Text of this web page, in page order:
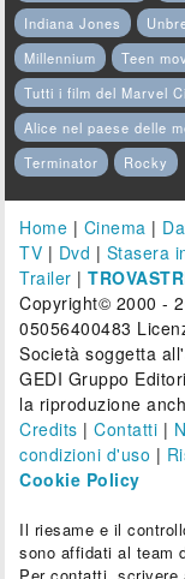
Indiana Jones
Millennium
Teen
Tutti i film del Marvel
Alice nel paese delle
Terminator
Rocky
Home | Cinema |
TV | Dvd | Stasera
Trailer |
Copyright© 2000 -
05056400483
Società soggetta
GEDI Gruppo
la riproduzione
Credits |Contatti |
condizioni d'uso |
Cookie Policy
Il riesame e il
sono affidati al team